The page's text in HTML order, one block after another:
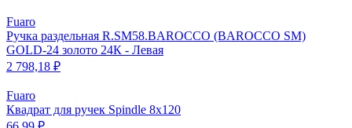
Fuaro
Ручка раздельная R.SM58.BAROCCO (BAROCCO SM)
GOLD-24 золото 24К - Левая
2 798,18 ₽
Fuaro
Квадрат для ручек Spindle 8х120